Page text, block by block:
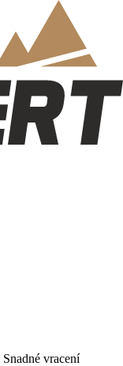
Snadné vracení